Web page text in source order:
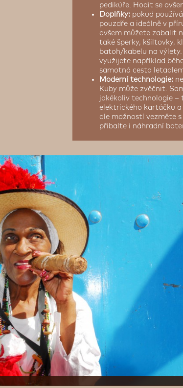
pedikúře. Hodit se
Doplňky: pokud
pouzdře a ideálně v
ovšem můžete zabalit
také šperky, kšiltovky,
batoh/kabelu na výlety.
využijete například
samotná cesta
Moderní technologie:
Kuby může zvěčnit.
jakékoliv technologie
elektrického kartáčku a
dle možností vezměte
přibalte i náhradní